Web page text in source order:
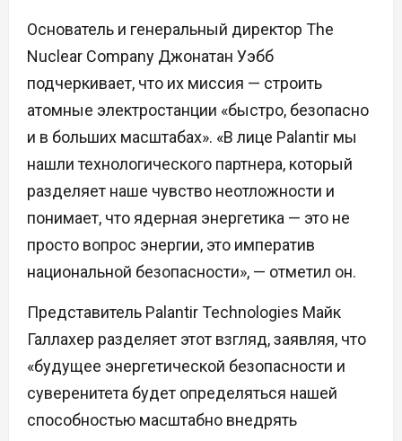
Основатель и генеральный директор The
Nuclear Company Джонатан Уэбб
подчеркивает, что их миссия — строить
атомные электростанции «быстро, безопасно
и в больших масштабах». «В лице Palantir мы
нашли технологического партнера, который
разделяет наше чувство неотложности и
понимает, что ядерная энергетика — это не
просто вопрос энергии, это императив
национальной безопасности», — отметил он.
Представитель Palantir Technologies Майк
Галлахер разделяет этот взгляд, заявляя, что
«будущее энергетической безопасности и
суверенитета будет определяться нашей
способностью масштабно внедрять